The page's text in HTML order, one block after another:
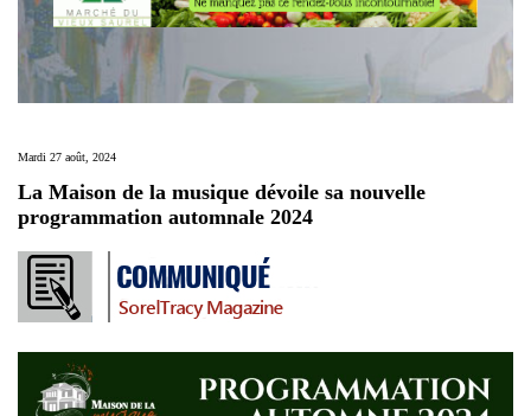
Mardi 27 août, 2024
La Maison de la musique dévoile sa nouvelle
programmation automnale 2024